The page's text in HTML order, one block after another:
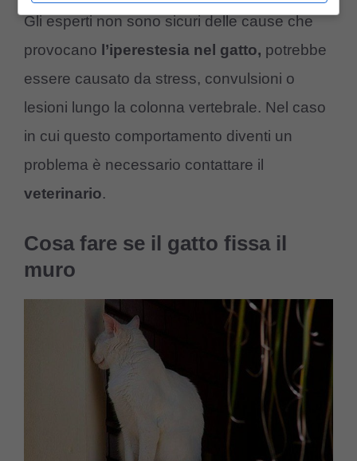
Gli esperti non sono sicuri delle cause che
provocano l’iperestesia nel gatto, potrebbe
essere causato da stress, convulsioni o
lesioni lungo la colonna vertebrale. Nel caso
in cui questo comportamento diventi un
problema è necessario contattare il
veterinario.
Cosa fare se il gatto fissa il
muro